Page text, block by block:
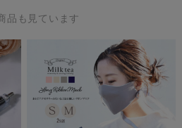
品も見ています